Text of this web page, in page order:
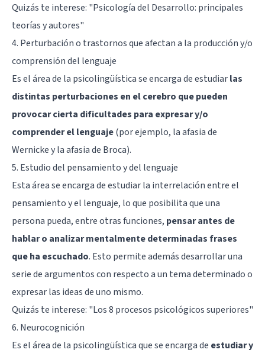
Quizás te interese: "Psicología del Desarrollo: principales
teorías y autores"
4. Perturbación o trastornos que afectan a la producción y/o
comprensión del lenguaje
Es el área de la psicolingüística se encarga de estudiarlas
distintas perturbaciones en el cerebro que pueden
provocar cierta dificultades para expresar y/o
comprender el lenguaje(por ejemplo, laafasia de
Wernickey laafasia de Broca).
5. Estudio del pensamiento y del lenguaje
Esta área se encarga de estudiar la interrelación entre el
pensamiento y el lenguaje, lo que posibilita que una
persona pueda, entre otras funciones, pensar antes de
hablar o analizar mentalmente determinadas frases
que ha escuchado. Esto permite además desarrollar una
serie de argumentos con respecto a un tema determinado o
expresar las ideas de uno mismo.
Quizás te interese: "Los 8 procesos psicológicos superiores"
6. Neurocognición
Es el área de la psicolingüística que se encarga de estudiar y